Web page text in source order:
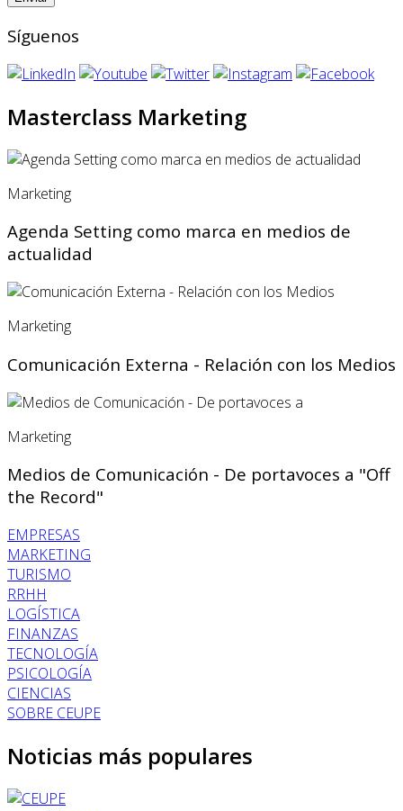
Síguenos
Masterclass Marketing
Marketing
Agenda Setting como marca en medios de
actualidad
Marketing
Comunicación Externa - Relación con los Medios
Marketing
Medios de Comunicación - De portavoces a "Off
the Record"
EMPRESAS
MARKETING
TURISMO
RRHH
LOGÍSTICA
FINANZAS
TECNOLOGÍA
PSICOLOGÍA
CIENCIAS
SOBRE CEUPE
Noticias más populares